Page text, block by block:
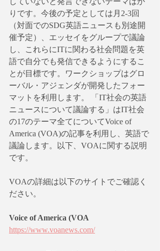
りです。今後の予定としては月2-3回
（対面でのSDG英語ニュースも別途開
催予定）、エッセイをグループで議論
し、これらにITに関わる社会問題を英
語で自分でも発信できるようにするこ
とが目標です。ワークショップはグロ
ーバル・アジェンダが開発したフォー
マットを利用します。 「IT社会の英語
ニュースについて議論する」はIT社会
の17のテーマ全てについてVoice of
America (VOA)の記事を利用し、英語で
議論します。以下、VOAに関する説明
です。
VOAの詳細は以下のサイトでご確認く
ださい。
Voice of America (VOA
https://www.voanews.com/